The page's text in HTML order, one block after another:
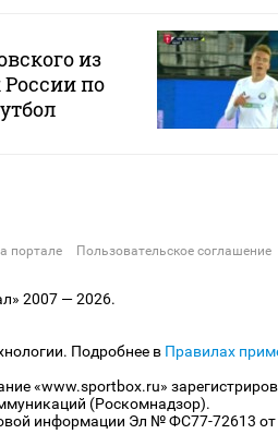
из
России по
портале Пользовательское соглашение
2007 — 2026.
Подробнее в Правилах
«www.sportbox.ru»
(Роскомнадзор).
информации Эл № ФС77-72613